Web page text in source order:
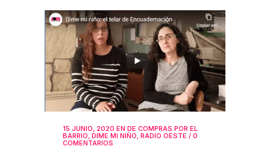
15 JUNIO, 2020 EN DE COMPRAS POR EL
BARRIO, DIME MI NIÑO, RADIO OESTE / 0
COMENTARIOS